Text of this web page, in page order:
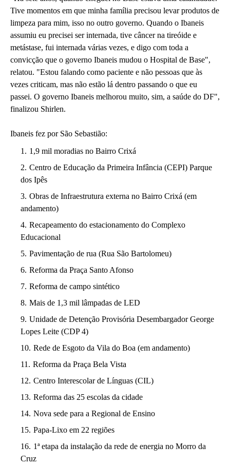
Tive momentos em que minha família precisou levar produtos de
limpeza para mim, isso no outro governo. Quando o Ibaneis
assumiu eu precisei ser internada, tive câncer na tireóide e
metástase, fui internada várias vezes, e digo com toda a
convicção que o governo Ibaneis mudou o Hospital de Base",
relatou. "Estou falando como paciente e não pessoas que às
vezes criticam, mas não estão lá dentro passando o que eu
passei. O governo Ibaneis melhorou muito, sim, a saúde do DF",
finalizou Shirlen.
Ibaneis fez por São Sebastião:
1,9 mil moradias no Bairro Crixá
Centro de Educação da Primeira Infância (CEPI) Parque
dos Ipês
Obras de Infraestrutura externa no Bairro Crixá (em
andamento)
Recapeamento do estacionamento do Complexo
Educacional
Pavimentação de rua (Rua São Bartolomeu)
Reforma da Praça Santo Afonso
Reforma de campo sintético
Mais de 1,3 mil lâmpadas de LED
Unidade de Detenção Provisória Desembargador George
Lopes Leite (CDP 4)
Rede de Esgoto da Vila do Boa (em andamento)
Reforma da Praça Bela Vista
Centro Interescolar de Línguas (CIL)
Reforma das 25 escolas da cidade
Nova sede para a Regional de Ensino
Papa-Lixo em 22 regiões
1ª etapa da instalação da rede de energia no Morro da
Cruz